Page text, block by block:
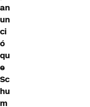
an
un
ci
ó
qu
e
Sc
hu
m